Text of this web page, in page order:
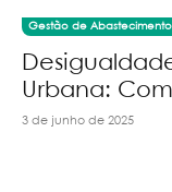
Gestão de Abastecimento
Urbana:
3 de junho de 2025